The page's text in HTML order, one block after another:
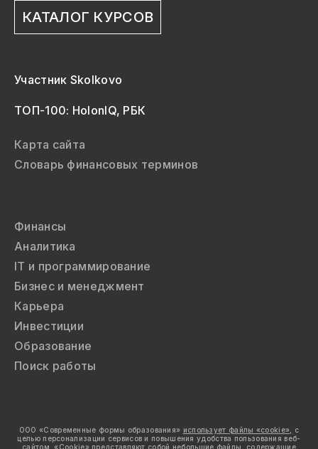
КАТАЛОГ КУРСОВ
Участник Skolkovo
ТОП-100: HolonIQ, РБК
Карта сайта
Словарь финансовых терминов
Финансы
Аналитика
IT и программирование
Бизнес и менеджмент
Карьера
Инвестиции
Образование
Поиск работы
ООО «Современные формы образования» использует файлы «cookie»,
с
целью персонализации сервисов и повышения удобства пользования веб-
сайтом. «Cookie» представляют собой небольшие файлы, содержащие